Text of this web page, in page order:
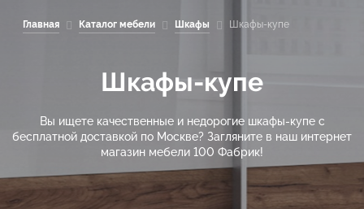
Главная Каталог мебели Шкафы Шкафы-купе
Шкафы-купе
Вы ищете качественные и недорогие шкафы-купе с
бесплатной доставкой по Москве? Загляните в наш интернет
магазин мебели 100 Фабрик!